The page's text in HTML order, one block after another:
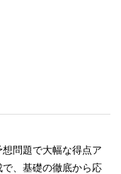
問題で大幅な得点ア
、基礎の徹底から応